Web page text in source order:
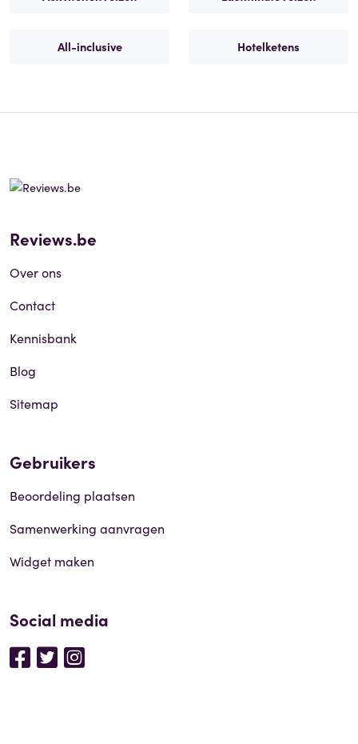
All-inclusive Hotelketens
Reviews.be
Over ons
Contact
Kennisbank
Blog
Sitemap
Gebruikers
Beoordeling plaatsen
Samenwerking aanvragen
Widget maken
Social media